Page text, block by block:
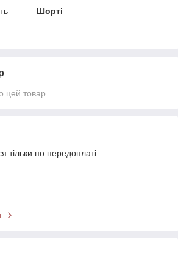
Шорті
цей товар
тільки по передоплаті.